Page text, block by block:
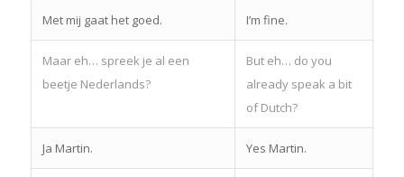
Met mij gaat het goed. I’m fine.
Maar eh… spreek je al een
beetje Nederlands?
But eh… do you
already speak a bit
of Dutch?
Ja Martin. Yes Martin.